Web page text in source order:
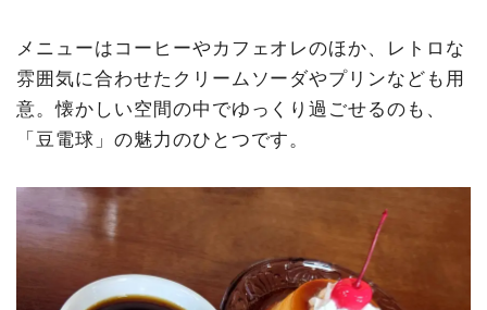
メニューはコーヒーやカフェオレのほか、レトロな
雰囲気に合わせたクリームソーダやプリンなども用
意。懐かしい空間の中でゆっくり過ごせるのも、
「豆電球」の魅力のひとつです。